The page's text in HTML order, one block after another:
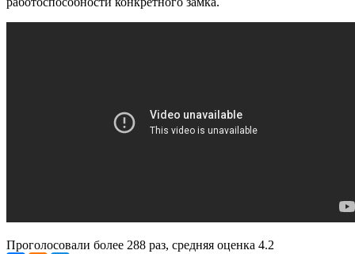
Проголосовали более 288 раз, средняя оценка 4.2